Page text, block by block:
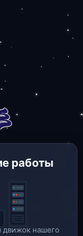
работы
нашего